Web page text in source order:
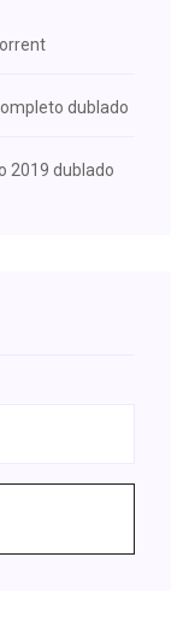
dublado
2019 dublado